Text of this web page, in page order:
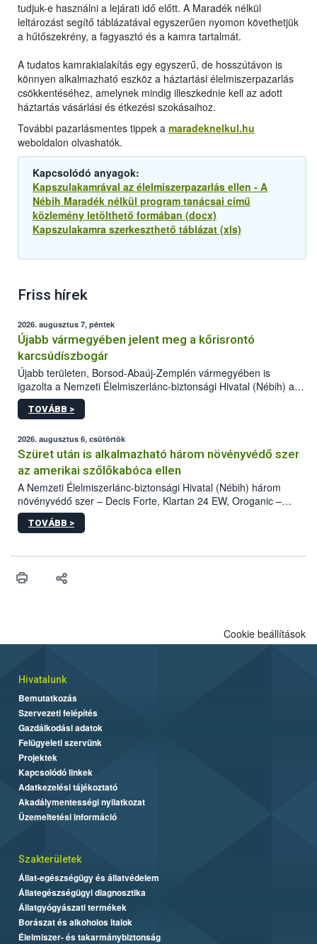
tudjuk-e használni a lejárati idő előtt. A Maradék nélkül
leltározást segítő táblázatával egyszerűen nyomon követhetjük
a hűtőszekrény, a fagyasztó és a kamra tartalmát.
A tudatos kamrakialakítás egy egyszerű, de hosszútávon is
könnyen alkalmazható eszköz a háztartási élelmiszerpazarlás
csökkentéséhez, amelynek mindig illeszkednie kell az adott
háztartás vásárlási és étkezési szokásaihoz.
További pazarlásmentes tippek a maradeknelkul.hu
weboldalon olvashatók.
Kapcsolódó anyagok:
Kapszulakamrával az élelmiszerpazarlás ellen - A
Nébih Maradék nélkül program tanácsai című
közlemény letölthető formában (docx)
Kapszulakamra szerkeszthető táblázat (xls)
Friss hírek
2026. augusztus 7, péntek
Újabb vármegyében jelent meg a kőrisrontó
karcsúdíszbogár
Újabb területen, Borsod-Abaúj-Zemplén vármegyében is
igazolta a Nemzeti Élelmiszerlánc-biztonsági Hivatal (Nébih) a
kőrisrontó karcsúdíszbogár (Agrilus planipennis) jelenlétét. A
kártevőt nem csak színcsapdában találták meg, de már fertőzött
az intenzív felderítést, emellett az intézkedéseket a szlovák
hatósággal is összehangolják a terjedés megállítása érdekében.
TOVÁBB >
2026. augusztus 6, csütörtök
Szüret után is alkalmazható három növényvédő szer
az amerikai szőlőkabóca ellen
A Nemzeti Élelmiszerlánc-biztonsági Hivatal (Nébih) három
növényvédő szer – Decis Forte, Klartan 24 EW, Oroganic –
engedélyokiratát módosította, így azok a szüretet követően,
egészen a vesszőérettség (BBCH 91) stádiumáig
érésű szőlőkben is legyen lehetőség a károsító elleni további
felhasználók számára is elérhető és ökológiai termesztésben is
TOVÁBB >
Cookie beállítások
Hivatalunk
Bemutatkozás
Szervezeti felépítés
Gazdálkodási adatok
Felügyeleti szervünk
Projektek
Kapcsolódó linkek
Adatkezelési tájékoztató
Akadálymentességi nyilatkozat
Üzemeltetési információ
Szakterületek
Állat-egészségügy és állatvédelem
Állategészségügyi diagnosztika
Állatgyógyászati termékek
Borászat és alkoholos italok
Élelmiszer- és takarmánybiztonság